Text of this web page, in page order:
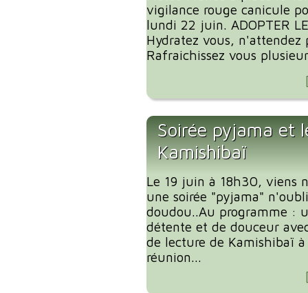
vigilance rouge canicule
lundi 22 juin. ADOPTER
Hydratez vous,
Rafraichissez vous
Soirée pyjama et
Kamishibaï
Le 19 juin à 18h30, viens
une soirée "pyjama"
doudou..Au programme :
détente et de douceur
de lecture de Kamishibaï
réunion...